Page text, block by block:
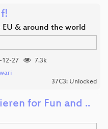
& around the world
12-27
7.3k
37C3: Unlocked
for Fun and ..